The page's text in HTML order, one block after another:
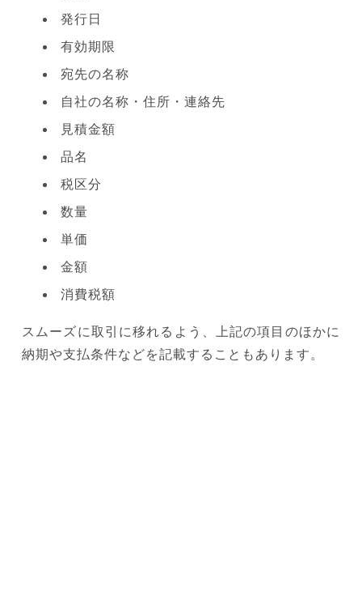
発行日
有効期限
宛先の名称
自社の名称・住所・連絡先
見積金額
品名
税区分
数量
単価
金額
消費税額
スムーズに取引に移れるよう、上記の項目のほかに
納期や支払条件などを記載することもあります。